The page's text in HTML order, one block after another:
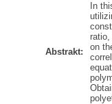
Abstrakt:
In
ratio,
on